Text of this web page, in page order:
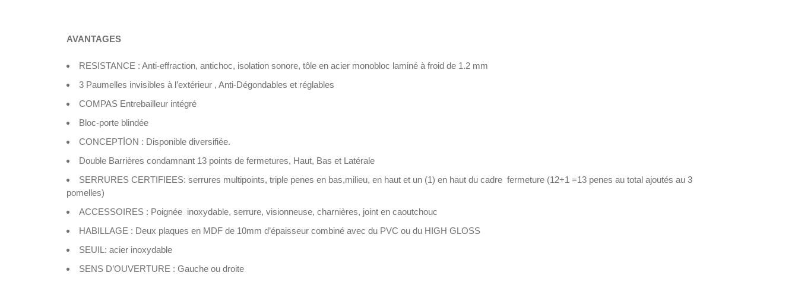
AVANTAGES
RESISTANCE : Anti-effraction, antichoc, isolation sonore, tôle en acier monobloc laminé à froid de 1.2 mm
3 Paumelles invisibles à l’extérieur , Anti-Dégondables et réglables
COMPAS Entrebailleur intégré
Bloc-porte blindée
CONCEPTİON : Disponible diversifiée.
Double Barrières condamnant 13 points de fermetures, Haut, Bas et Latérale
SERRURES CERTIFIEES: serrures multipoints, triple penes en bas,milieu, en haut et un (1) en haut du cadre fermeture (12+1 =13 penes au total ajoutés au 3
pomelles)
ACCESSOIRES : Poignée inoxydable, serrure, visionneuse, charnières, joint en caoutchouc
HABILLAGE : Deux plaques en MDF de 10mm d’épaisseur combiné avec du PVC ou du HIGH GLOSS
SEUIL: acier inoxydable
SENS D’OUVERTURE : Gauche ou droite